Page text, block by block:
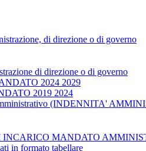
di direzione o di governo
di direzione o di governo
2024 2029
2019 2024
(INDENNITA'
INCARICO MANDATO
in formato tabellare